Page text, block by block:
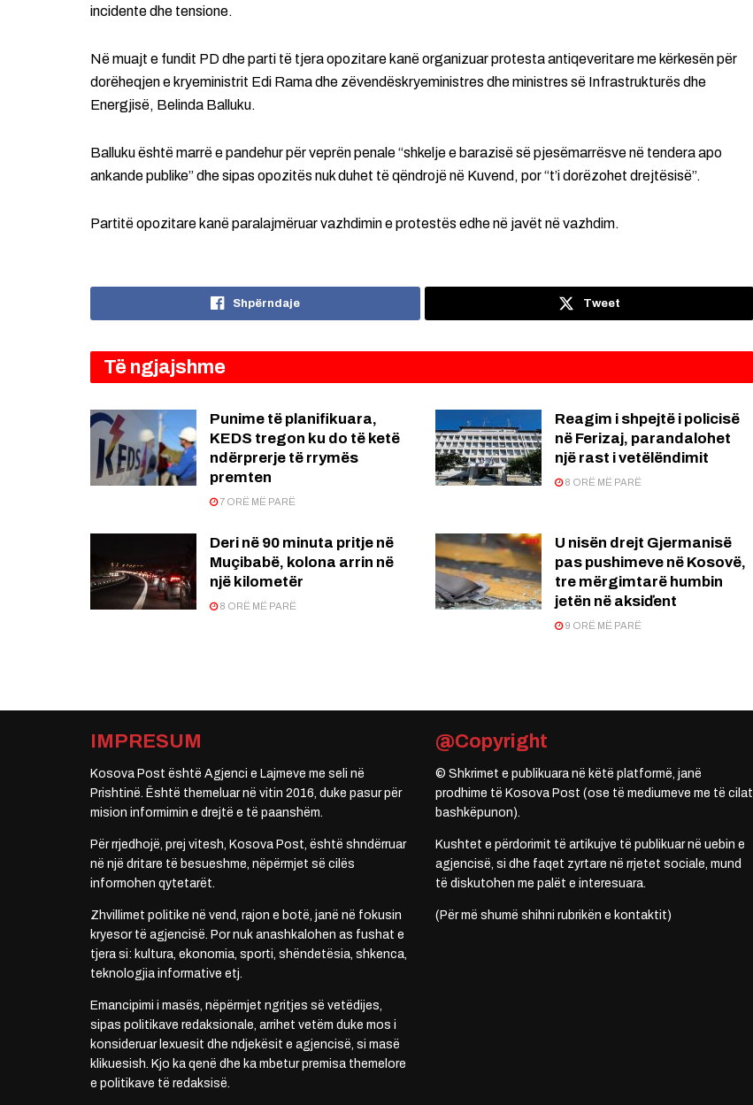
incidente dhe tensione.
Në muajt e fundit PD dhe parti të tjera opozitare kanë organizuar protesta antiqeveritare me kërkesën për
dorëheqjen e kryeministrit Edi Rama dhe zëvendëskryeministres dhe ministres së Infrastrukturës dhe
Energjisë, Belinda Balluku.
Balluku është marrë e pandehur për veprën penale “shkelje e barazisë së pjesëmarrësve në tendera apo
ankande publike” dhe sipas opozitës nuk duhet të qëndrojë në Kuvend, por “t’i dorëzohet drejtësisë”.
Partitë opozitare kanë paralajmëruar vazhdimin e protestës edhe në javët në vazhdim.
Shpërndaje Tweet
Të ngjajshme
Punime të planifikuara,
KEDS tregon ku do të ketë
ndërprerje të rrymës
premten
7 ORË MË PARË
Reagim i shpejtë i policisë
në Ferizaj, parandalohet
një rast i vetëlëndimit
8 ORË MË PARË
Deri në 90 minuta pritje në
Muçibabë, kolona arrin në
një kilometër
8 ORË MË PARË
U nisën drejt Gjermanisë
pas pushimeve në Kosovë,
tre mërgimtarë humbin
jetën në aksiďent
9 ORË MË PARË
IMPRESUM
Kosova Post është Agjenci e Lajmeve me seli në
Prishtinë. Është themeluar në vitin 2016, duke pasur për
mision informimin e drejtë e të paanshëm.
Për rrjedhojë, prej vitesh, Kosova Post, është shndërruar
në një dritare të besueshme, nëpërmjet së cilës
informohen qytetarët.
Zhvillimet politike në vend, rajon e botë, janë në fokusin
kryesor të agjencisë. Por nuk anashkalohen as fushat e
tjera si: kultura, ekonomia, sporti, shëndetësia, shkenca,
teknologjia informative etj.
Emancipimi i masës, nëpërmjet ngritjes së vetëdijes,
sipas politikave redaksionale, arrihet vetëm duke mos i
konsideruar lexuesit dhe ndjekësit e agjencisë, si masë
klikuesish. Kjo ka qenë dhe ka mbetur premisa themelore
e politikave të redaksisë.
@Copyright
© Shkrimet e publikuara në këtë platformë, janë
prodhime të Kosova Post (ose të mediumeve me të cilat
bashkëpunon).
Kushtet e përdorimit të artikujve të publikuar në uebin e
agjencisë, si dhe faqet zyrtare në rrjetet sociale, mund
të diskutohen me palët e interesuara.
(Për më shumë shihni rubrikën e kontaktit)